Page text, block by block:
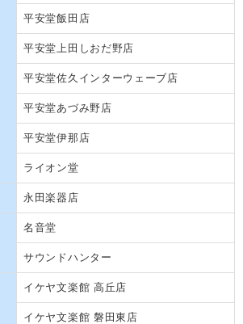
平安堂飯田店
平安堂上田しおだ野店
平安堂佐久インターウェーブ店
平安堂あづみ野店
平安堂伊那店
ライオン堂
永田楽器店
名音堂
サウンドハンター
イケヤ文楽館 高丘店
イケヤ文楽館 磐田東店